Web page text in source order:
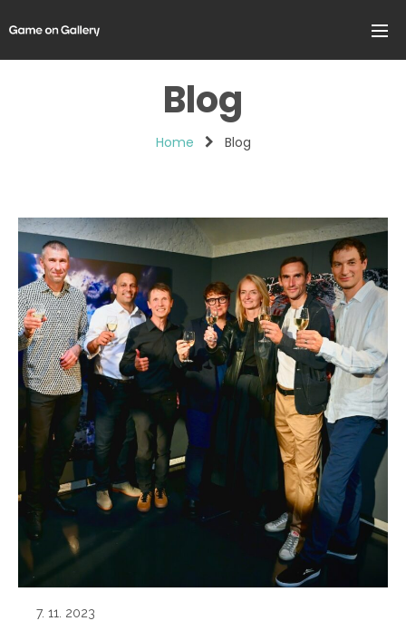
Blog
Home Blog
7. 11. 2023